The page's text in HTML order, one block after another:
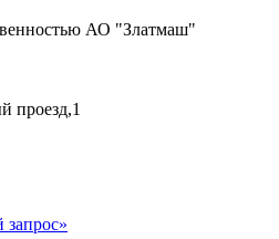
АО "Златмаш"
проезд,1